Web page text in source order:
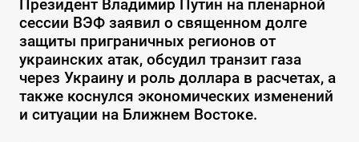
Президент Владимир Путин на пленарной
сессии ВЭФ заявил о священном долге
защиты приграничных регионов от
украинских атак, обсудил транзит газа
через Украину и роль доллара в расчетах, а
также коснулся экономических изменений
и ситуации на Ближнем Востоке.